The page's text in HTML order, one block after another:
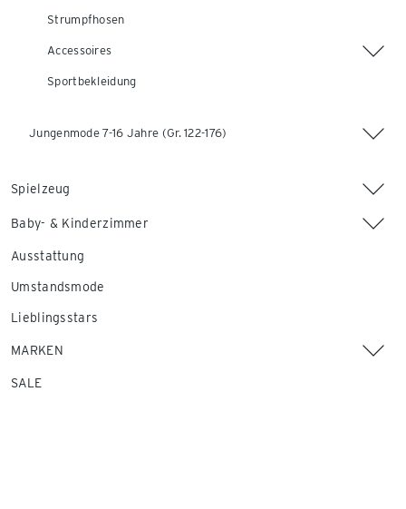
Strumpfhosen
Accessoires
Sportbekleidung
Jungenmode 7-16 Jahre (Gr. 122-176)
Spielzeug
Baby- & Kinderzimmer
Ausstattung
Umstandsmode
Lieblingsstars
MARKEN
SALE